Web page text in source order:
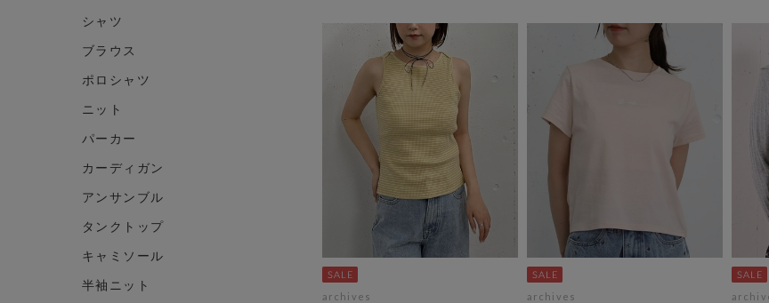
シャツ
ブラウス
ポロシャツ
ニット
パーカー
カーディガン
アンサンブル
タンクトップ
キャミソール
半袖ニット
archives archives